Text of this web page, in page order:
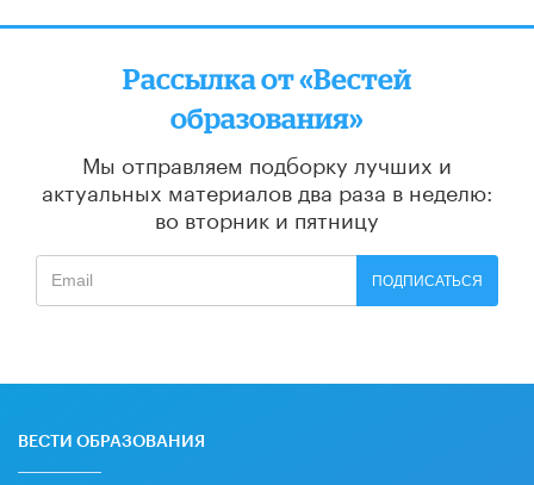
Рассылка от «Вестей
образования»
Мы отправляем подборку лучших и
актуальных материалов два раза в неделю:
во вторник и пятницу
ПОДПИСАТЬСЯ
ВЕСТИ ОБРАЗОВАНИЯ